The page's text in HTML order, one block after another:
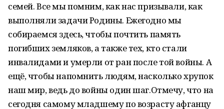
семей. Все мы помним, как нас призывали, как
выполняли задачи Родины. Ежегодно мы
собираемся здесь, чтобы почтить память
погибших земляков, а также тех, кто стали
инвалидами и умерли от ран после той войны. А
ещё, чтобы напомнить людям, насколько хрупок
наш мир, ведь до войны один шаг.Отмечу, что на
сегодня самому младшему по возрасту афганцу